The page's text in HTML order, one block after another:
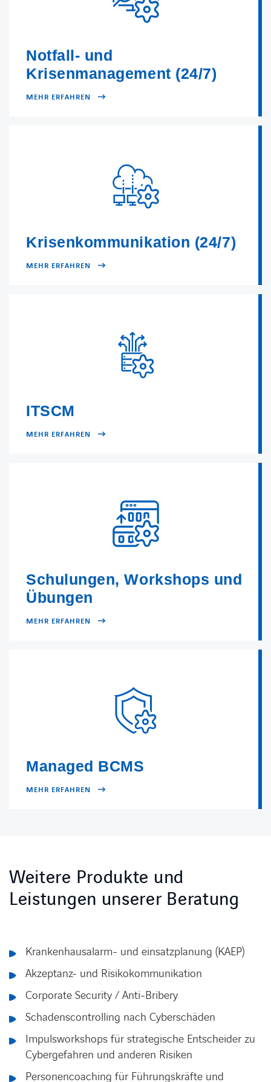
Notfall- und
Krisenmanagement (24/7)
MEHR ERFAHREN
Krisenkommunikation (24/7)
MEHR ERFAHREN
ITSCM
MEHR ERFAHREN
Schulungen, Workshops und
Übungen
MEHR ERFAHREN
Managed BCMS
MEHR ERFAHREN
Weitere Produkte und
Leistungen unserer Beratung
Krankenhausalarm- und einsatzplanung (KAEP)
Akzeptanz- und Risikokommunikation
Corporate Security / Anti-Bribery
Schadenscontrolling nach Cyberschäden
Impulsworkshops für strategische Entscheider zu
Cybergefahren und anderen Risiken
Personencoaching für Führungskräfte und